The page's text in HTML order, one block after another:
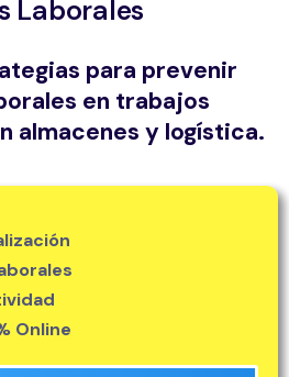
Laborales
para prevenir
en trabajos
almacenes y logística.
Online